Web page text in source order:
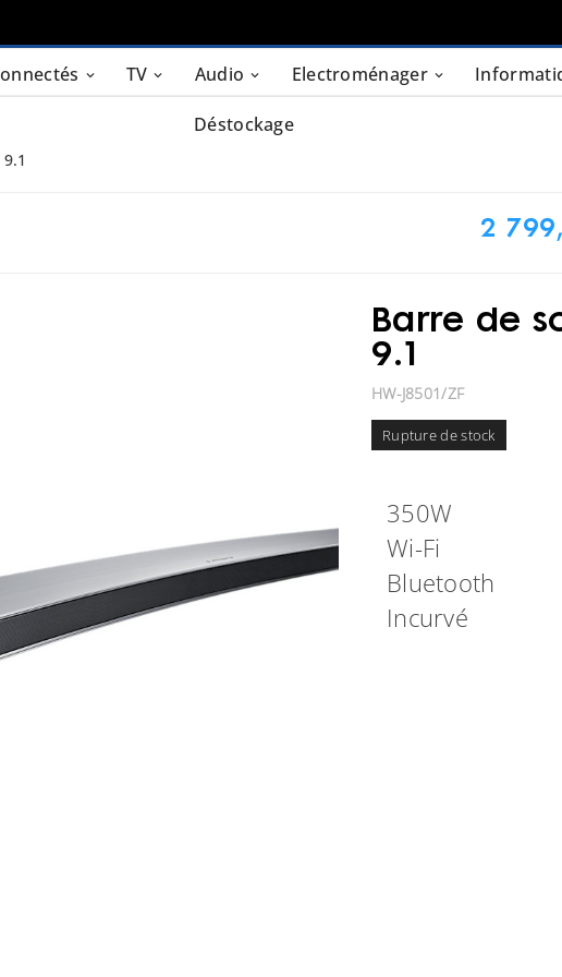
TV Audio Electroménager
Déstockage
2
Barre de
9.1
HW-J8501/ZF
Rupture de stock
350W
Wi-Fi
Bluetooth
Incurvé